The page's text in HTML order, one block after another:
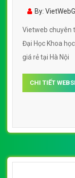
Đại Học
By:
Vietweb chuyên
Đại Học Khoa
giá rẻ tại Hà Nội
CHI TIẾT